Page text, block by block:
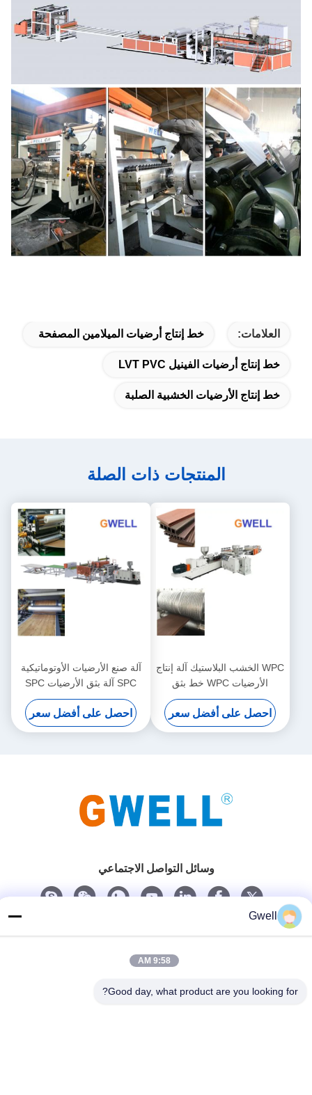
العلامات: خط إنتاج أرضيات الميلامين المصفحة
خط إنتاج أرضيات الفينيل LVT PVC
خط إنتاج الأرضيات الخشبية الصلبة
المنتجات ذات الصلة
WPC الخشب البلاستيك آلة إنتاج
الأرضيات WPC خط بثق
الأرضيات
احصل على أفضل سعر
آلة صنع الأرضيات الأوتوماتيكية
SPC آلة بثق الأرضيات SPC
احصل على أفضل سعر
وسائل التواصل الاجتماعي
Gwell
9:58 AM
Good day, what product are you looking for?